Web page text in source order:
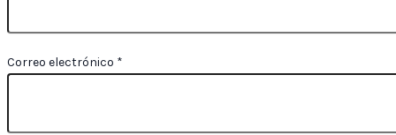
Correo electrónico *